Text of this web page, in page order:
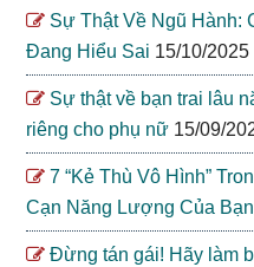
Sự Thật Về Ngũ Hành:
Đang Hiểu Sai 15/10/2025
Sự thật về bạn trai lâu
riêng cho phụ nữ 15/09/
7 “Kẻ Thù Vô Hình”
Cạn Năng Lượng Của
Đừng tán gái! Hãy làm